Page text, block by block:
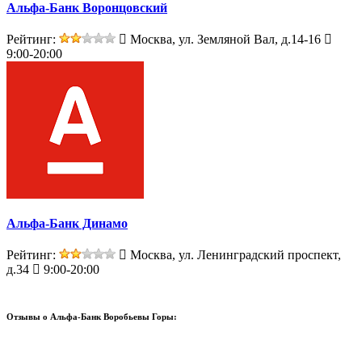
Альфа-Банк Воронцовский
Рейтинг:
Москва, ул. Земляной Вал, д.14-16
9:00-20:00
Альфа-Банк Динамо
Рейтинг:
Москва, ул. Ленинградский проспект,
д.34
9:00-20:00
Отзывы о Альфа-Банк Воробьевы Горы: